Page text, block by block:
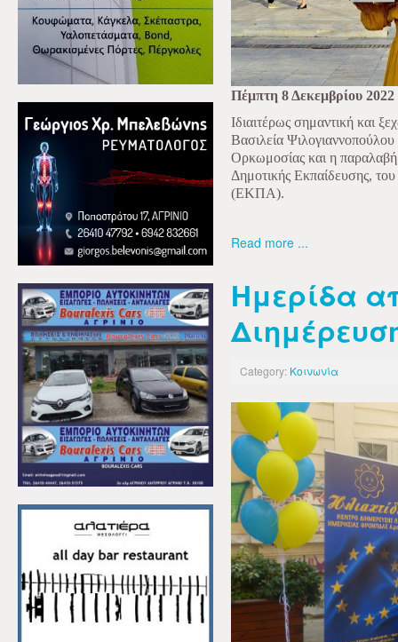
Πέμπτη 8 Δεκεμβρίου 2022
Ιδιαιτέρως σημαντική και
Βασιλεία
Ορκωμοσίας και η
Δημοτικής Εκπαίδευσης,
(ΕΚΠΑ).
Read more ...
Ημερίδα
Category: Κοινωνία